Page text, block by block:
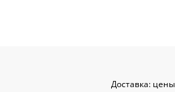
Доставка: